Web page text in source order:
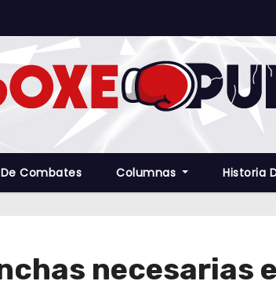
Combates Columnas Historia
necesarias